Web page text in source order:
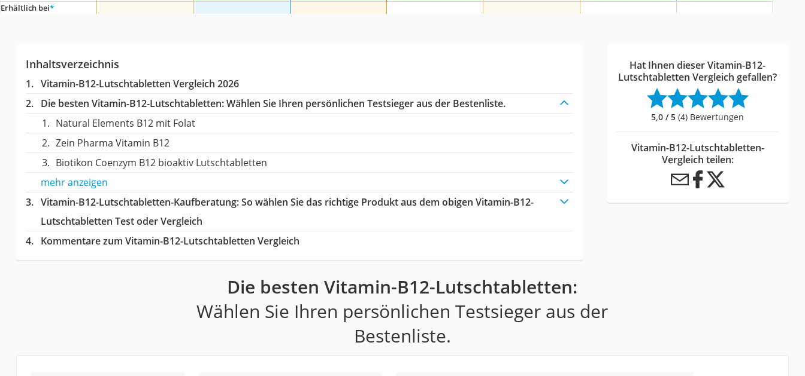
Erhältlich bei*
Inhaltsverzeichnis
Vitamin-B12-Lutschtabletten Vergleich 2026
Die besten Vitamin-B12-Lutschtabletten:Wählen Sie Ihren persönlichen Testsieger aus der Bestenliste.
Natural Elements B12 mit Folat
Zein Pharma Vitamin B12
Biotikon Coenzym B12 bioaktiv Lutschtabletten
mehr anzeigen
Vitamin-B12-Lutschtabletten-Kaufberatung: So wählen Sie das richtige Produkt aus dem obigen Vitamin-B12-
Lutschtabletten Test oder Vergleich
Kommentare zum Vitamin-B12-Lutschtabletten Vergleich
Hat Ihnen dieser Vitamin-B12-
Lutschtabletten Vergleich gefallen?
5,0 / 5 (4) Bewertungen
Vitamin-B12-Lutschtabletten-
Vergleich teilen:
Die besten Vitamin-B12-Lutschtabletten:
Wählen Sie Ihren persönlichen Testsieger aus der
Bestenliste.